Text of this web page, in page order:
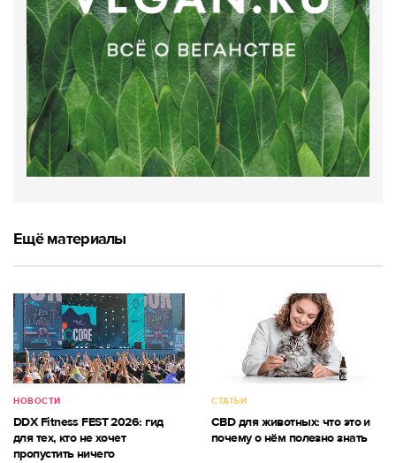
Ещё материалы
НОВОСТИ
DDX Fitness FEST 2026: гид
для тех, кто не хочет
пропустить ничего
СТАТЬИ
CBD для животных: что это и
почему о нём полезно знать